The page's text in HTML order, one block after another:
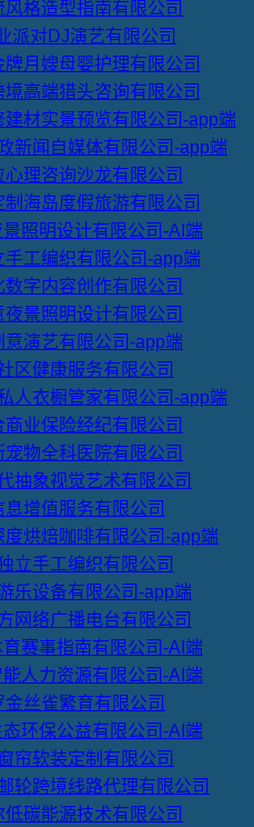
格造型指南有限公司
派对DJ演艺有限公司
月嫂母婴护理有限公司
高端猎头咨询有限公司
材实景预览有限公司-app端
新闻自媒体有限公司-app端
理咨询沙龙有限公司
海岛度假旅游有限公司
照明设计有限公司-AI端
工编织有限公司-app端
字内容创作有限公司
景照明设计有限公司
演艺有限公司-app端
区健康服务有限公司
人衣橱管家有限公司-app端
业保险经纪有限公司
物全科医院有限公司
抽象视觉艺术有限公司
增值服务有限公司
烘焙咖啡有限公司-app端
立手工编织有限公司
乐设备有限公司-app端
网络广播电台有限公司
赛事指南有限公司-AI端
人力资源有限公司-AI端
丝雀繁育有限公司
环保公益有限公司-AI端
帘软装定制有限公司
轮跨境线路代理有限公司
碳能源技术有限公司